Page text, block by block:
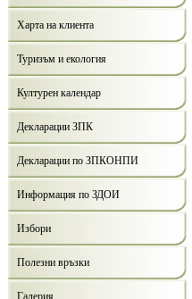
Харта на клиента
Туризъм и екология
Културен календар
Декларации ЗПК
Декларации по ЗПКОНПИ
Информация по ЗДОИ
Избори
Полезни връзки
Галерия